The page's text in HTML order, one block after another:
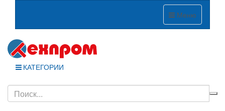
Меню
КАТЕГОРИИ